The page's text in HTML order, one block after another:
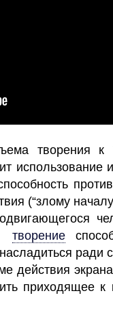
творения к
использование
(“злому
творение
ради
действия
приходящее